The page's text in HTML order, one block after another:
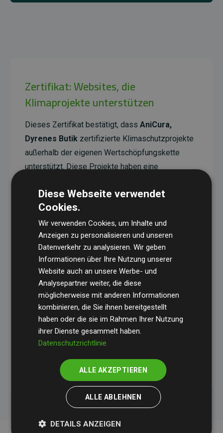
Zertifikat: Websites, die
Klimaprojekte unterstützen
Dieses Zertifikat bestätigt, dass AniCura,
Dyrenes Butik zertifizierte Klimaschutzprojekte
außerhalb der eigenen Wertschöpfungskette
unterstützt. Diese Projekte haben eine
im Durchschnitt dem Doppelten der geschätzten
Emissionen der Website entspricht.
Alle unterstützten Projekte werden durch
Standardverifiziert und erfüllen höchste
Anforderungen an Qualität, tatsächliche
Klimawirkung und Transparenz. Weitere
Informationen zu den einzelnen Projekten finden
Sie hier.
Initiative Websites, die Klimaprojekte unterstützen
Diese Webseite verwendet
Cookies.
Wir verwenden Cookies, um Inhalte und
Anzeigen zu personalisieren und unseren
Datenverkehr zu analysieren. Wir geben
Informationen über Ihre Nutzung unserer
Website auch an unsere Werbe- und
Analysepartner weiter, die diese
möglicherweise mit anderen Informationen
kombinieren, die Sie ihnen bereitgestellt
haben oder die sie im Rahmen Ihrer Nutzung
ihrer Dienste gesammelt haben.
Datenschutzrichtlinie
ALLE AKZEPTIEREN
ALLE ABLEHNEN
DETAILS ANZEIGEN